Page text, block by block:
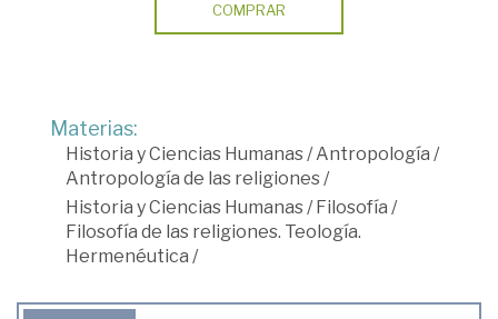
COMPRAR
Materias:
Historia y Ciencias Humanas/Antropología /
Antropología de las religiones/
Historia y Ciencias Humanas/ Filosofía /
Filosofía de las religiones. Teología.
Hermenéutica /